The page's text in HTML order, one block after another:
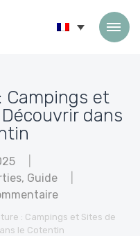
Campings et
dans
, Guide
: Campings et Sites de
le Cotentin